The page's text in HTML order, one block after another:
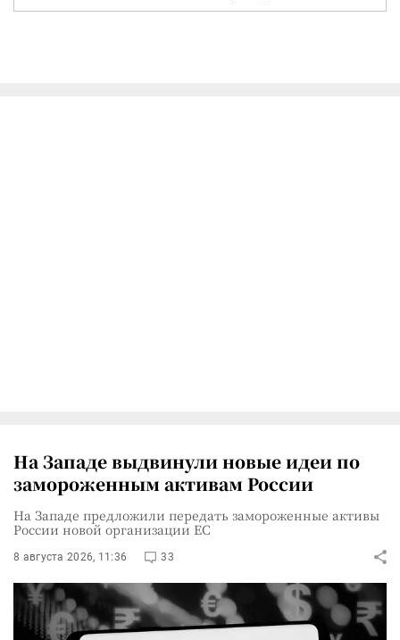
На Западе выдвинули новые идеи по
замороженным активам России
На Западе предложили передать замороженные активы
России новой организации ЕС
8 августа 2026, 11:36 33